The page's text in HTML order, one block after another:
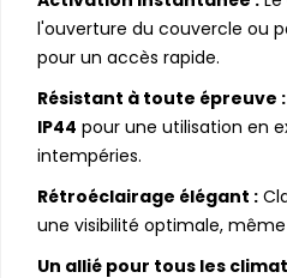
l'ouverture du couvercle ou
pour un accès rapide.
Résistant à toute épreuve :
IP44 pour une utilisation en
intempéries.
Rétroéclairage élégant :
une visibilité optimale, même
Un allié pour tous les